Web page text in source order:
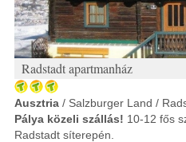
Radstadt apartmanház
Ausztria / Salzburger Land /
Pálya közeli szállás! 10-12 fős
Radstadt síterepén.